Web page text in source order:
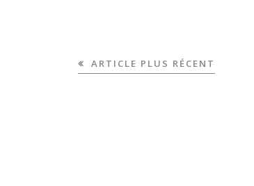
ARTICLE PLUS RÉCENT